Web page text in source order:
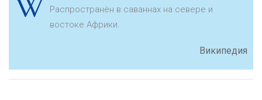
Распространён в саваннах на севере и
востоке Африки.
Википедия